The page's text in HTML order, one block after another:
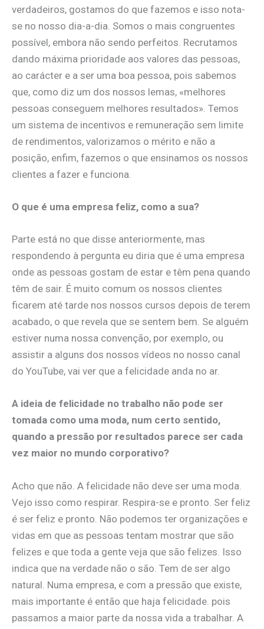
verdadeiros, gostamos do que fazemos e isso nota-
se no nosso dia-a-dia. Somos o mais congruentes
possível, embora não sendo perfeitos.​ Recrutamos
dando máxima prioridade aos valores das pessoas,
ao carácter e a ser uma boa pessoa, pois sabemos
que, como diz um dos nossos lemas, «melhores
pessoas conseguem melhores resultados». Temos
um sistema de incentivos e remuneração sem limite
de rendimentos, valorizamos o mérito e não a
posição, enfim, fazemos o que ensinamos os nossos
clientes a fazer e funciona.
O que é uma empresa feliz, como a sua?
Parte está no que disse anteriormente, mas
respondendo à pergunta eu diria que é uma empresa
onde as pessoas gostam de estar e têm pena quando
têm de sair. É muito comum os nossos clientes
ficarem até tarde nos nossos cursos depois de terem
acabado, o que revela que se sentem bem. Se alguém
estiver numa nossa convenção, por exemplo, ou
assistir a alguns dos nossos vídeos no nosso canal
do YouTube, vai ver que a felicidade anda no ar.​
A ideia de felicidade no trabalho não pode ser
tomada como uma moda, num certo sentido,
quando a pressão por resultados parece ser cada
vez maior no mundo corporativo?
​Acho que não. A felicidade não deve ser uma moda.
Vejo isso como respirar. Respira-se e pronto. Ser feliz
é ser feliz e pronto. Não podemos ter organizações e
vidas em que as pessoas tentam mostrar que são
felizes e que toda a gente veja que são felizes. Isso
indica que na verdade não o são. Tem de ser algo
natural. Numa empresa, e com a pressão que existe,
mais importante é então que haja felicidade. pois
passamos a maior parte da nossa vida a trabalhar. A